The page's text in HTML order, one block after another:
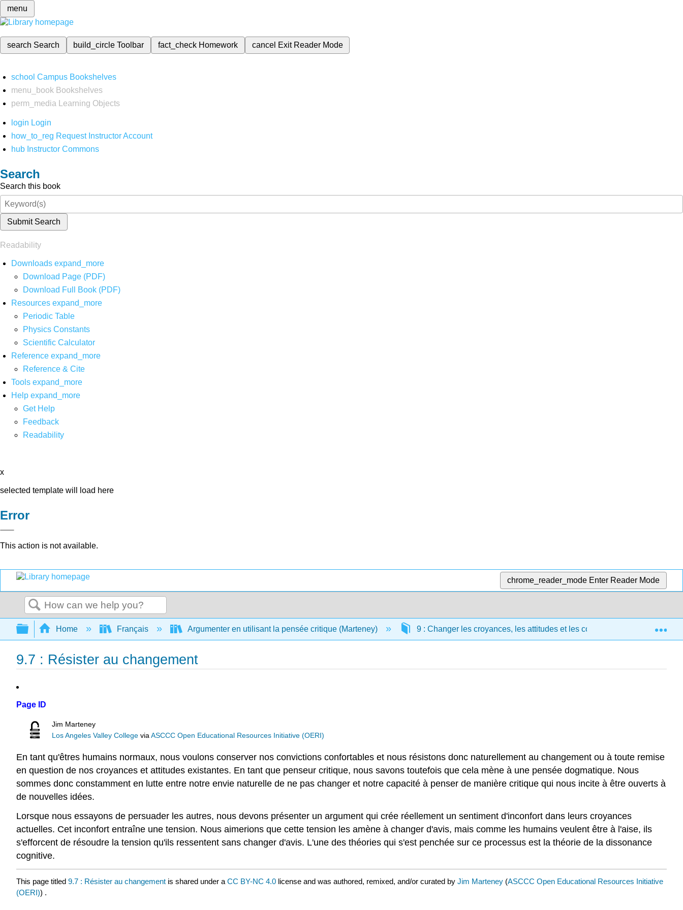
menu
search Search build_circleToolbar fact_check Homework cancel Exit Reader Mode
school Campus Bookshelves
menu_book Bookshelves
perm_media
Learning Objects
login Login
how_to_reg Request Instructor Account
hub Instructor Commons
Search
Search this book
Submit Search
Readability
Downloads expand_more
Download Page (PDF)
Download Full Book (PDF)
Resources expand_more
Periodic Table
Physics Constants
Scientific Calculator
Reference expand_more
Reference & Cite
Tools expand_more
Help expand_more
Get Help
Feedback
Readability
x
selected template will load here
Error
This action is not available.
chrome_reader_mode Enter Reader Mode
Search
Expand/collapse global hierarchy
Home Français Argumenter en utilisant la pensée critique (Marteney) 9 : Changer les croyances, les attitudes et les comportements
9.7 : Résister au changement
Page ID
Jim Marteney
Los Angeles Valley College viaASCCC Open Educational Resources Initiative (OERI)
En tant qu'êtres humains normaux, nous voulons conserver nos convictions confortables et nous résistons donc naturellement au changement ou à toute remise
en question de nos croyances et attitudes existantes. En tant que penseur critique, nous savons toutefois que cela mène à une pensée dogmatique. Nous
sommes donc constamment en lutte entre notre envie naturelle de ne pas changer et notre capacité à penser de manière critique qui nous incite à être ouverts à
de nouvelles idées.
Lorsque nous essayons de persuader les autres, nous devons présenter un argument qui crée réellement un sentiment d'inconfort dans leurs croyances
actuelles. Cet inconfort entraîne une tension. Nous aimerions que cette tension les amène à changer d'avis, mais comme les humains veulent être à l'aise, ils
s'efforcent de résoudre la tension qu'ils ressentent sans changer d'avis. L'une des théories qui s'est penchée sur ce processus est la théorie de la dissonance
cognitive.
This page titled 9.7 : Résister au changement is shared under a CC BY-NC 4.0 license and was authored, remixed, and/or curated by Jim Marteney (ASCCC Open Educational Resources Initiative
(OERI)) .